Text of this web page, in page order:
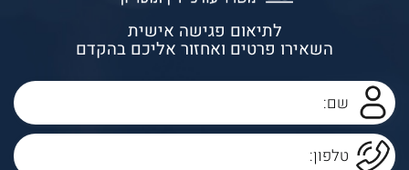
לתיאום פגישה אישית
השאירו פרטים ואחזור אליכם בהקדם